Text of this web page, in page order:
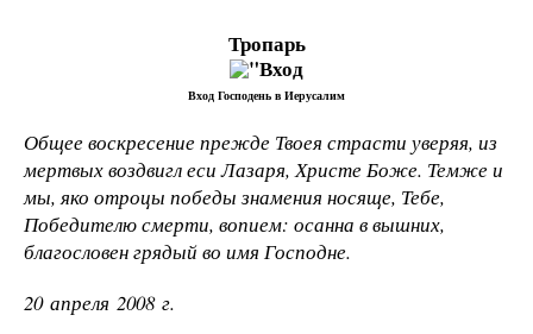
Тропарь
Вход Господень в Иерусалим
Общее воскресение прежде Твоея страсти уверяя, из
мертвых воздвигл еси Лазаря, Христе Боже. Темже и
мы, яко отроцы победы знамения носяще, Тебе,
Победителю смерти, вопием: осанна в вышних,
благословен грядый во имя Господне.
20 апреля 2008 г.